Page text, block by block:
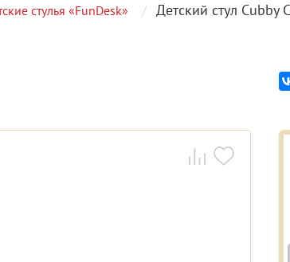
стулья «FunDesk» Детский стул Cubby